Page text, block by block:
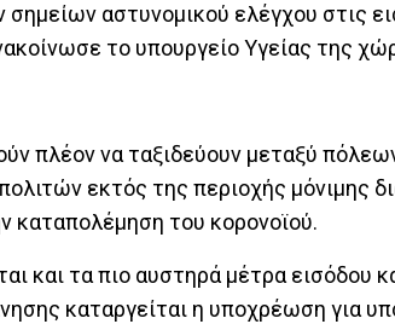
αστυνομικού ελέγχου στις
το υπουργείο Υγείας της
πλέον να ταξιδεύουν μεταξύ
εκτός της περιοχής μόνιμης
καταπολέμηση του κορονοϊού.
και τα πιο αυστηρά μέτρα
καταργείται η υποχρέωση για